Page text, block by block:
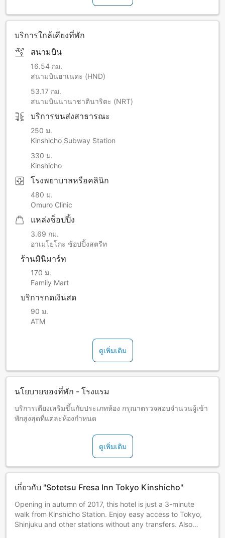
บริการใกล้เคียงที่พัก
สนามบิน
16.54 กม.
สนามบินฮาเนดะ (HND)
53.17 กม.
สนามบินนานาชาตินาริตะ (NRT)
บริการขนส่งสาธารณะ
250 ม.
Kinshicho Subway Station
330 ม.
Kinshicho
โรงพยาบาลหรือคลินิก
480 ม.
Omuro Clinic
แหล่งช็อปปิ้ง
3.69 กม.
อาเมโยโกะ ช้อปปิ้งสตรีท
ร้านมินิมาร์ท
170 ม.
Family Mart
บริการกดเงินสด
90 ม.
ATM
ดูเพิ่มเติม
นโยบายของที่พัก - โรงแรม
บริการเตียงเสริมขึ้นกับประเภทห้อง กรุณาตรวจสอบจำนวนผู้เข้า
พักสูงสุดที่แต่ละห้องกำหนด
ดูเพิ่มเติม
เกี่ยวกับ "Sotetsu Fresa Inn Tokyo Kinshicho"
Opening in autumn of 2017, this hotel is just a 3-minute
walk from Kinshicho Station. Enjoy easy access to Tokyo,
Shinjuku and other stations without any transfers. Also